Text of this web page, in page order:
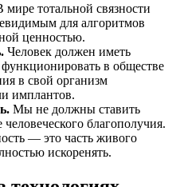
мире тотальной связности
для алгоритмов
ценностью.
Человек должен иметь
в обществе
в свой организм
имплантов.
Мы не должны ставить
благополучия.
— это часть живого
искоренять.